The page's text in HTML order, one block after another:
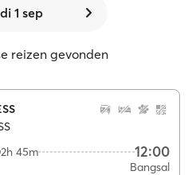
di 1 sep
reizen gevonden
2h 45m 12:00
Bangsal